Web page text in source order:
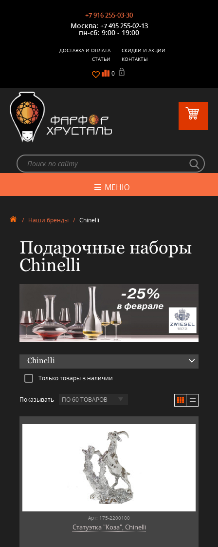
+7 916 255-03-30
Москва: +7 495 255-02-13
пн-сб: 9:00 - 19:00
0
ДОСТАВКА И ОПЛАТА
СКИДКИ И АКЦИИ
СТАТЬИ
КОНТАКТЫ
МЕНЮ
/ Наши бренды / Chinelli
Подарочные наборы
Chinelli
Chinelli
Только товары в наличии
Показывать ПО 60 ТОВАРОВ
Арт: 175-2200100
Статуэтка "Коза", Chinelli